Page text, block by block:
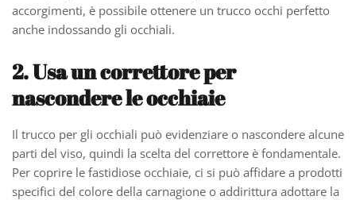
accorgimenti, è possibile ottenere un trucco occhi perfetto
anche indossando gli occhiali.
2. Usa un correttore per
nascondere le occhiaie
Il trucco per gli occhiali può evidenziare o nascondere alcune
parti del viso, quindi la scelta del correttore è fondamentale.
Per coprire le fastidiose occhiaie, ci si può affidare a prodotti
specifici del colore della carnagione o addirittura adottare la